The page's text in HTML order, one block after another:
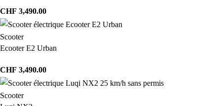
CHF 3,490.00
Scooter
Ecooter E2 Urban
CHF 3,490.00
Scooter